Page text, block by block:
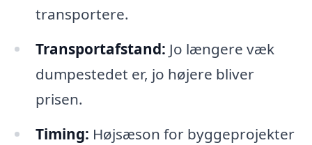
transportere.
Transportafstand: Jo længere væk
dumpestedet er, jo højere bliver
prisen.
Timing: Højsæson for byggeprojekter